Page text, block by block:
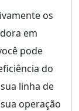
os
em
pode
do
linha de
operação